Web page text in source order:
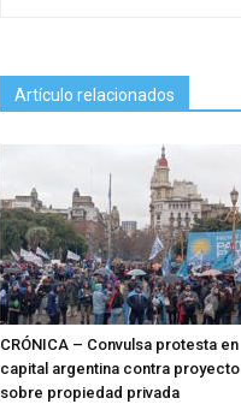
Artículo relacionados
CRÓNICA – Convulsa protesta en
capital argentina contra proyecto
sobre propiedad privada